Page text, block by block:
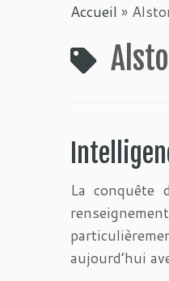
Accueil »
La conquête
aujourd’hui